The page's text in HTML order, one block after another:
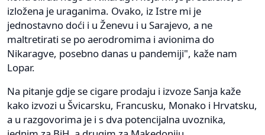
izložena je uraganima. Ovako, iz Istre mi je
jednostavno doći i u Ženevu i u Sarajevo, a ne
maltretirati se po aerodromima i avionima do
Nikaragve, posebno danas u pandemiji", kaže nam
Lopar.
Na pitanje gdje se cigare prodaju i izvoze Sanja kaže
kako izvozi u Švicarsku, Francusku, Monako i Hrvatsku,
a u razgovorima je i s dva potencijalna uvoznika,